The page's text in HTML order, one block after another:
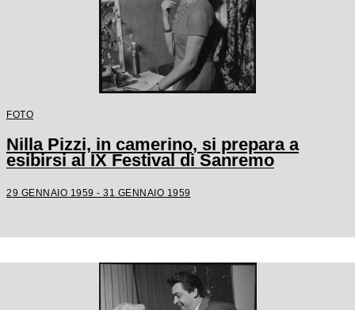
FOTO
Nilla Pizzi, in camerino, si prepara a
esibirsi al IX Festival di Sanremo
29 GENNAIO 1959 - 31 GENNAIO 1959